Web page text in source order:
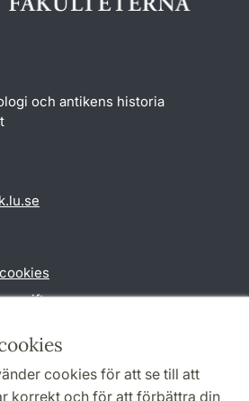
cookies för att se till att
korrekt och för att förbättra din
och antikens historia
.se